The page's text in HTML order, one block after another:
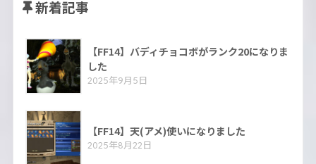
新着記事
【FF14】バディチョコボがランク20になりま
した
2025年9月5日
【FF14】天(アメ)使いになりました
2025年8月22日